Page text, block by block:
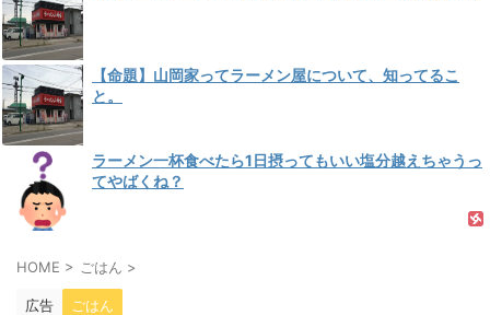
【命題】山岡家ってラーメン屋について、知ってるこ
と。
ラーメン一杯食べたら1日摂ってもいい塩分越えちゃうっ
てやばくね？
HOME > ごはん >
広告 ごはん